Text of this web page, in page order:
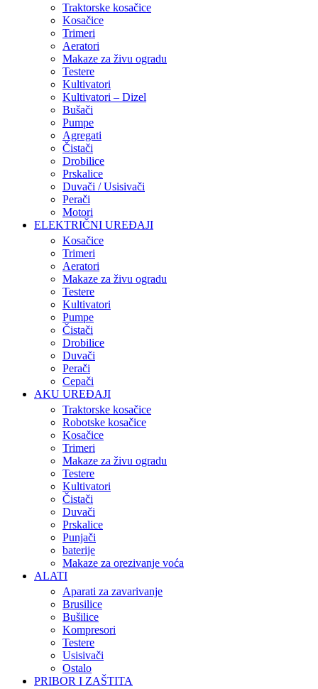
Traktorske kosačice
Kosačice
Trimeri
Aeratori
Makaze za živu ogradu
Testere
Kultivatori
Kultivatori – Dizel
Bušači
Pumpe
Agregati
Čistači
Drobilice
Prskalice
Duvači / Usisivači
Perači
Motori
ELEKTRIČNI UREĐAJI
Kosačice
Trimeri
Aeratori
Makaze za živu ogradu
Testere
Kultivatori
Pumpe
Čistači
Drobilice
Duvači
Perači
Cepači
AKU UREĐAJI
Traktorske kosačice
Robotske kosačice
Kosačice
Trimeri
Makaze za živu ogradu
Testere
Kultivatori
Čistači
Duvači
Prskalice
Punjači
baterije
Makaze za orezivanje voća
ALATI
Aparati za zavarivanje
Brusilice
Bušilice
Kompresori
Testere
Usisivači
Ostalo
PRIBOR I ZAŠTITA